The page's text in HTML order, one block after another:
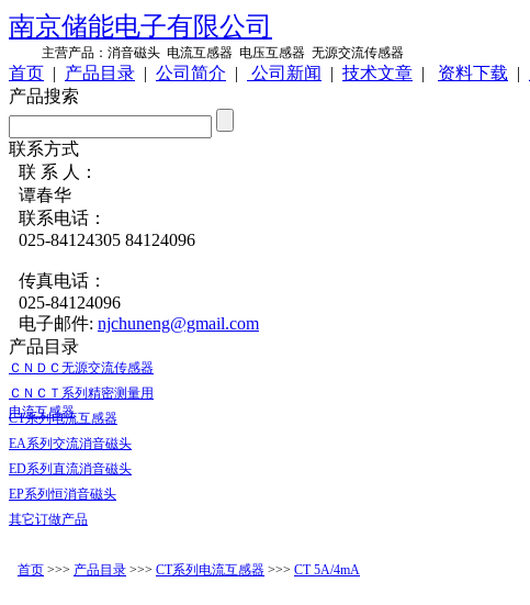
南京储能电子有限公司
主营产品： 消音磁头 电流互感器 电压互感器 无源交流传感器
首页 | 产品目录 | 公司简介 | 公司新闻 | 技术文章 | 资料下载 |
产品搜索
联系方式
联 系 人：
谭春华
联系电话：
025-84124305 84124096
传真电话：
025-84124096
电子邮件: njchuneng@gmail.com
产品目录
ＣＮＤＣ无源交流传感器
ＣＮＣＴ系列精密测量用
电流互感器
CT系列电流互感器
EA系列交流消音磁头
ED系列直流消音磁头
EP系列恒消音磁头
其它订做产品
首页 >>> 产品目录 >>> CT系列电流互感器 >>> CT 5A/4mA